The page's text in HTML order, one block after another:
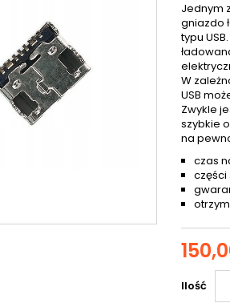
Jednym
gniazdo
typu
W
USB
Zwykle
szybkie
na
czas
części
Ilość